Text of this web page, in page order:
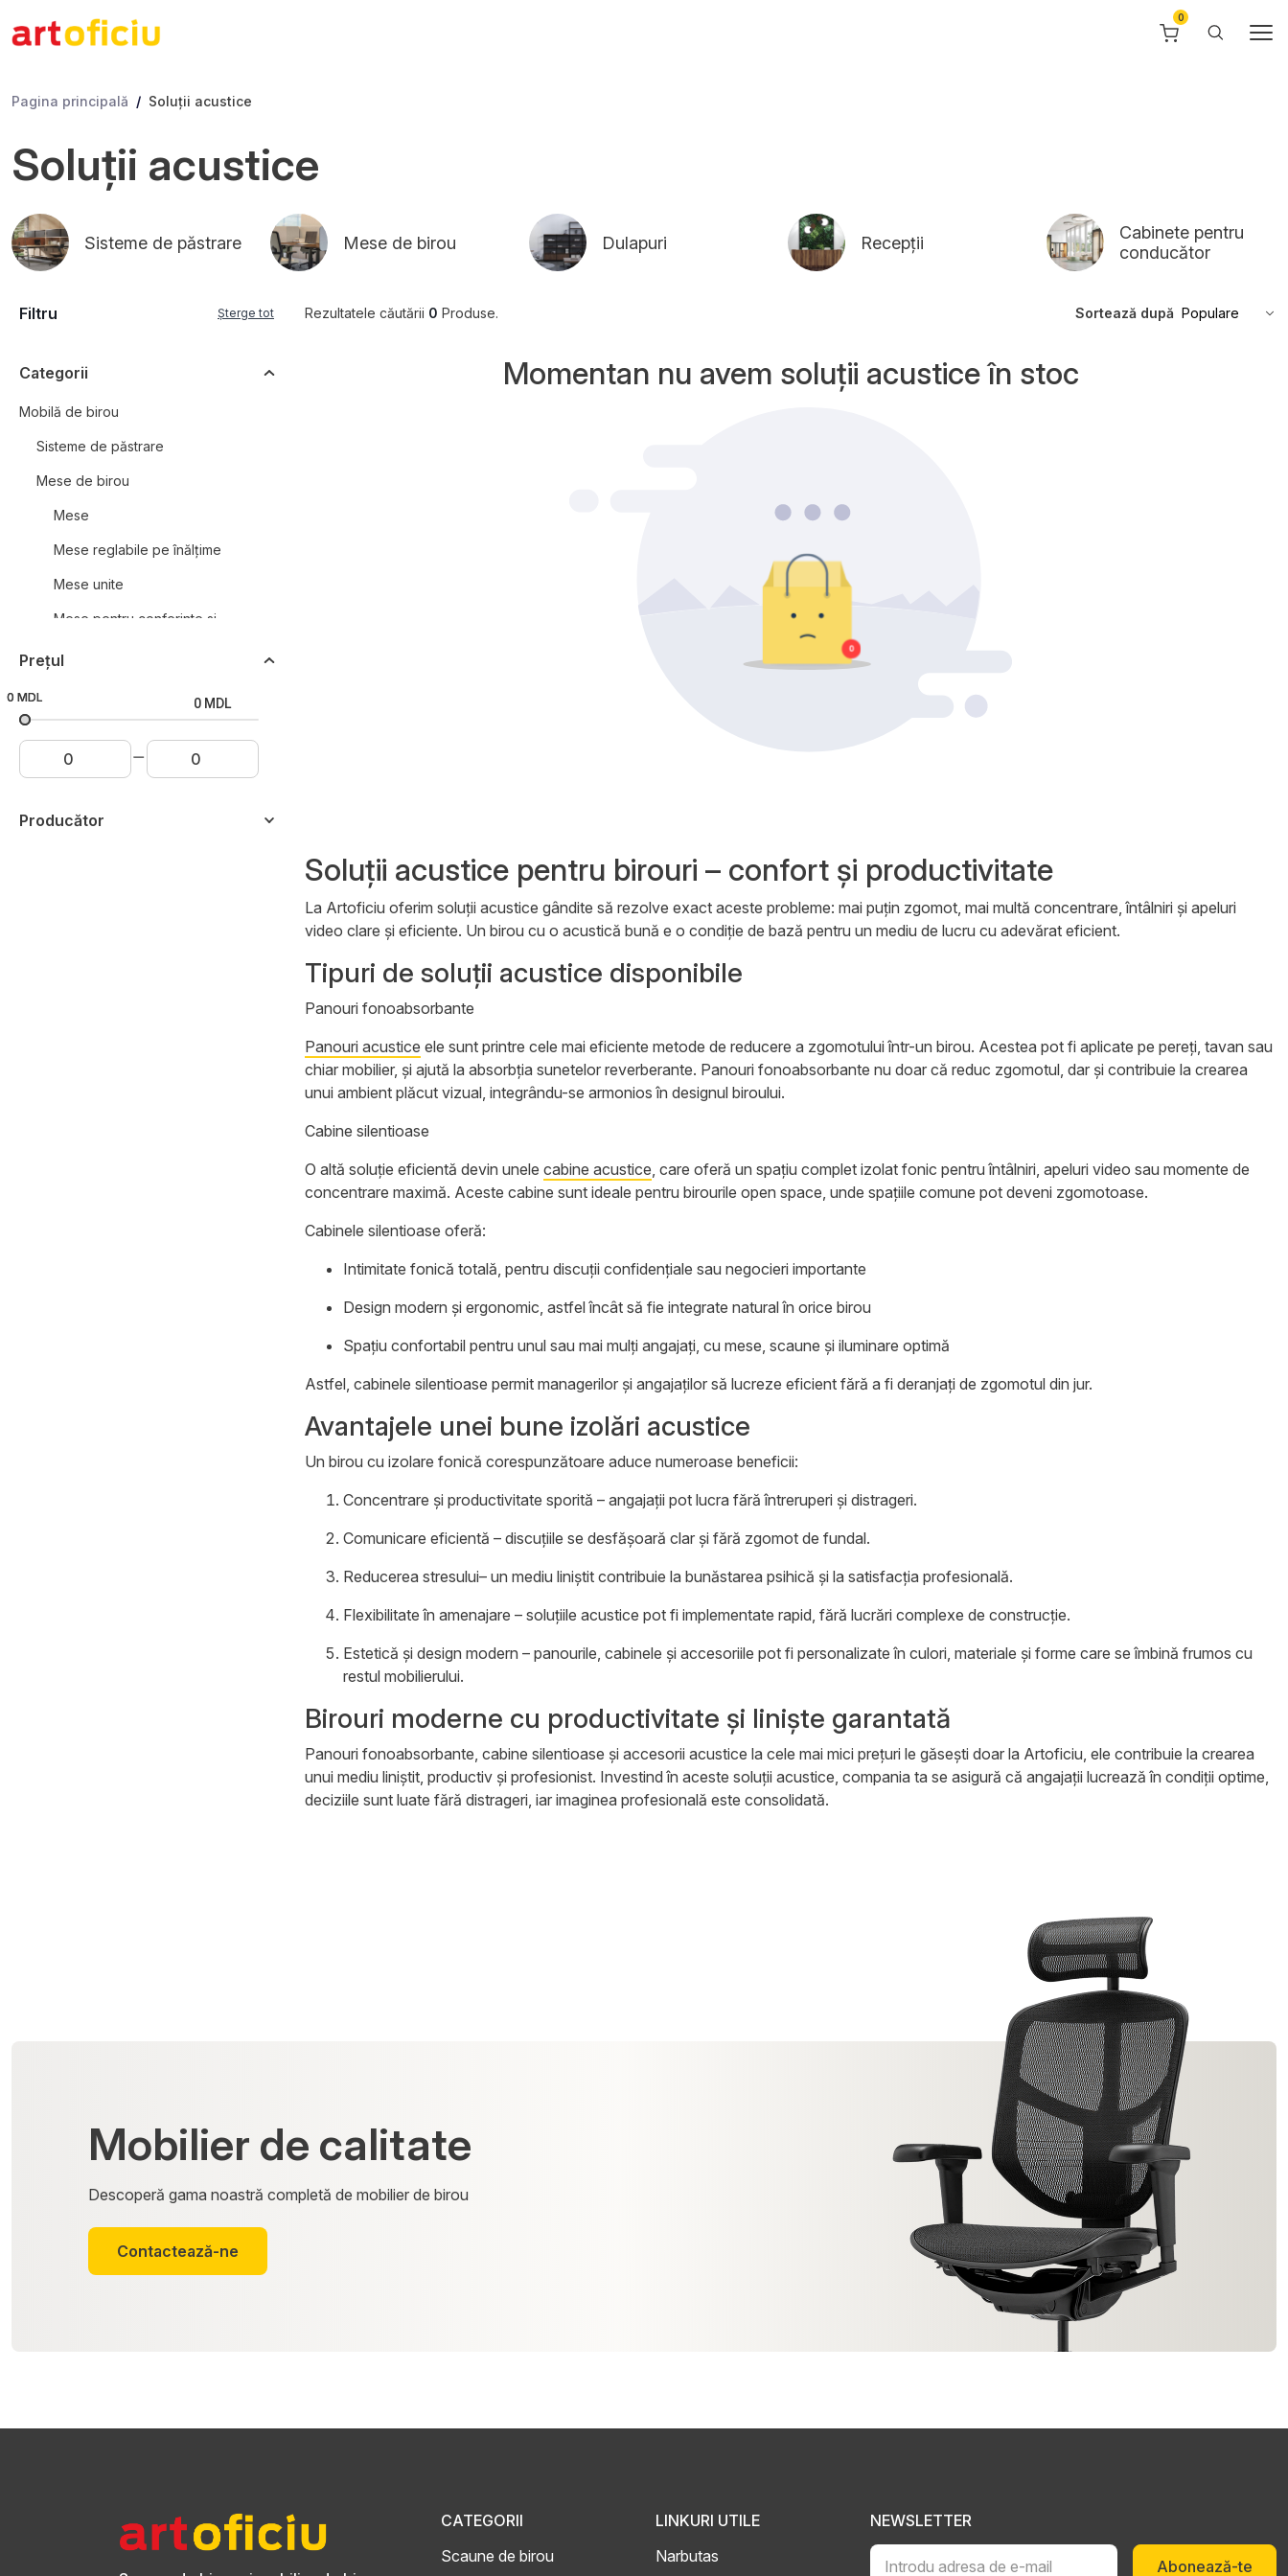
Pagina principală Soluţii acustice
Soluţii acustice
Sisteme de păstrare Mese de birou Dulapuri Recepții
Cabinete pentru
conducător
Filtru Șterge tot
Categorii
Mobilă de birou
Sisteme de păstrare
Mese de birou
Mese
Mese reglabile pe înălțime
Mese unite
Mese pentru conferinte si
Măsuțe de cafea
Dulapuri
Dulăpioare birou
Prețul
0 MDL
0 MDL
0 MDL
Producător
Rezultatele căutării 0 Produse. Sortează după
Momentan nu avem soluţii acustice în stoc
Soluții acustice pentru birouri – confort și productivitate
La Artoficiu oferim soluții acustice gândite să rezolve exact aceste probleme: mai puțin zgomot, mai multă concentrare, întâlniri și apeluri
video clare și eficiente. Un birou cu o acustică bună e o condiție de bază pentru un mediu de lucru cu adevărat eficient.
Tipuri de soluții acustice disponibile
Panouri fonoabsorbante
Panouri acustice ele sunt printre cele mai eficiente metode de reducere a zgomotului într-un birou. Acestea pot fi aplicate pe pereți, tavan sau
chiar mobilier, și ajută la absorbția sunetelor reverberante. Panouri fonoabsorbante nu doar că reduc zgomotul, dar și contribuie la crearea
unui ambient plăcut vizual, integrându-se armonios în designul biroului.
Cabine silentioase
O altă soluție eficientă devin unele cabine acustice, care oferă un spațiu complet izolat fonic pentru întâlniri, apeluri video sau momente de
concentrare maximă. Aceste cabine sunt ideale pentru birourile open space, unde spațiile comune pot deveni zgomotoase.
Cabinele silentioase oferă:
Intimitate fonică totală, pentru discuții confidențiale sau negocieri importante
Design modern și ergonomic, astfel încât să fie integrate natural în orice birou
Spațiu confortabil pentru unul sau mai mulți angajați, cu mese, scaune și iluminare optimă
Astfel, cabinele silentioase permit managerilor și angajaților să lucreze eficient fără a fi deranjați de zgomotul din jur.
Avantajele unei bune izolări acustice
Un birou cu izolare fonică corespunzătoare aduce numeroase beneficii:
Concentrare și productivitate sporită – angajații pot lucra fără întreruperi și distrageri.
Comunicare eficientă – discuțiile se desfășoară clar și fără zgomot de fundal.
Reducerea stresului– un mediu liniștit contribuie la bunăstarea psihică și la satisfacția profesională.
Flexibilitate în amenajare – soluțiile acustice pot fi implementate rapid, fără lucrări complexe de construcție.
Estetică și design modern – panourile, cabinele și accesoriile pot fi personalizate în culori, materiale și forme care se îmbină frumos cu
restul mobilierului.
Birouri moderne cu productivitate și liniște garantată
Panouri fonoabsorbante, cabine silentioase și accesorii acustice la cele mai mici prețuri le găsești doar la Artoficiu, ele contribuie la crearea
unui mediu liniștit, productiv și profesionist. Investind în aceste soluții acustice, compania ta se asigură că angajații lucrează în condiții optime,
deciziile sunt luate fără distrageri, iar imaginea profesională este consolidată.
Mobilier de calitate
Descoperă gama noastră completă de mobilier de birou
Contactează-ne
CATEGORII
Scaune de birou
LINKURI UTILE
Narbutas
NEWSLETTER
Abonează-te